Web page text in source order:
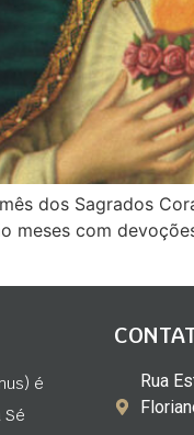
dos Sagrados
meses com
é
Sé
Rua